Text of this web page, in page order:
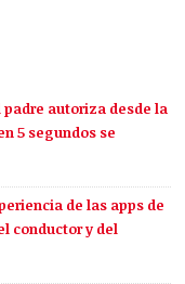
padre autoriza desde la
5 segundos se
de las apps de
conductor y del